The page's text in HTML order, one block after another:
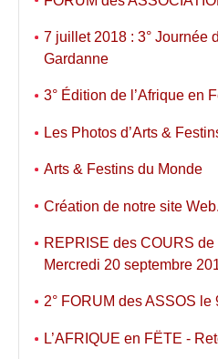
7 juillet 2018 : 3° Journée
Gardanne
3° Édition de l’Afrique en
Les Photos d’Arts &
Arts & Festins du Monde
Création de notre site Web.
REPRISE des COURS
Mercredi 20 septembre
2° FORUM des ASSOS le
L’AFRIQUE en FËTE -